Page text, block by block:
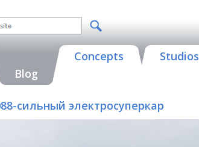
Blog
Concepts Studios
сильный электросуперкар